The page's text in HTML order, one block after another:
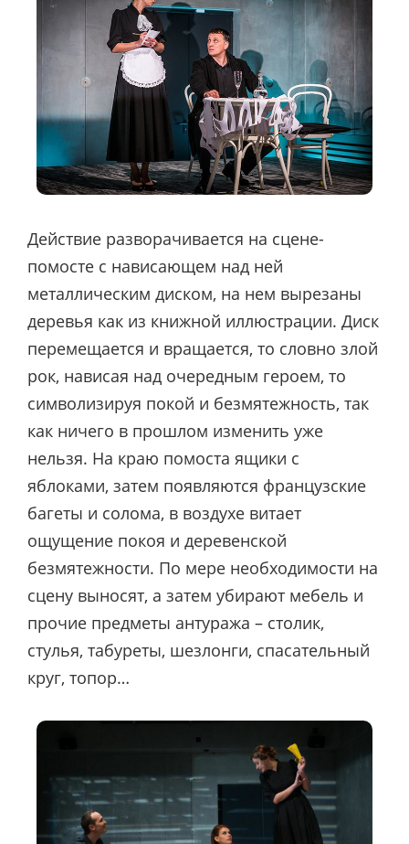
Действие разворачивается на сцене-
помосте с нависающем над ней
металлическим диском, на нем вырезаны
деревья как из книжной иллюстрации. Диск
перемещается и вращается, то словно злой
рок, нависая над очередным героем, то
символизируя покой и безмятежность, так
как ничего в прошлом изменить уже
нельзя. На краю помоста ящики с
яблоками, затем появляются французские
багеты и солома, в воздухе витает
ощущение покоя и деревенской
безмятежности. По мере необходимости на
сцену выносят, а затем убирают мебель и
прочие предметы антуража – столик,
стулья, табуреты, шезлонги, спасательный
круг, топор…